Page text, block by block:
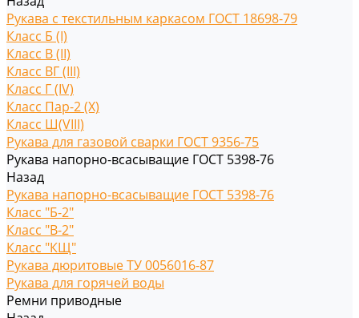
Рукава с текстильным каркасом ГОСТ 18698-79
Класс Б (I)
Класс В (II)
Класс ВГ (III)
Класс Г (IV)
Класс Пар-2 (X)
Класс Ш(VIII)
Рукава для газовой сварки ГОСТ 9356-75
Рукава напорно-всасыващие ГОСТ 5398-76
Назад
Рукава напорно-всасыващие ГОСТ 5398-76
Класс "Б-2"
Класс "В-2"
Класс "КЩ"
Рукава дюритовые ТУ 0056016-87
Рукава для горячей воды
Ремни приводные